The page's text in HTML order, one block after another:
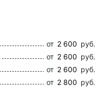
от 2 600 руб.
от 2 600 руб.
от 2 600 руб.
от 2 800 руб.